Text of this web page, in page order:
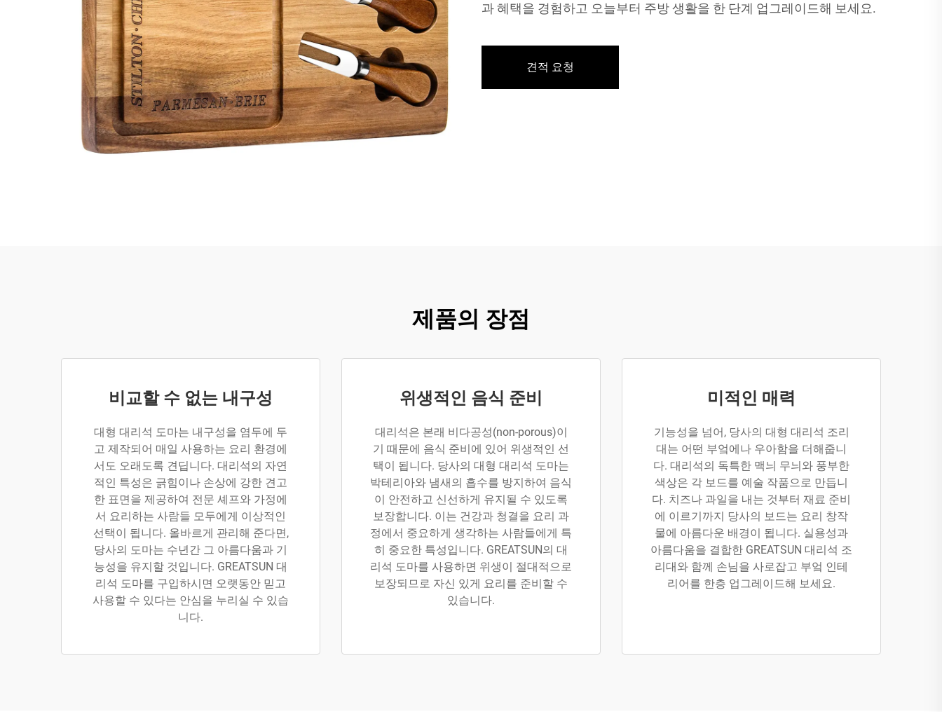
과 혜택을 경험하고 오늘부터 주방 생활을 한 단계 업그레이드해 보세요.
견적 요청
제품의 장점
비교할 수 없는 내구성
대형 대리석 도마는 내구성을 염두에 두
고 제작되어 매일 사용하는 요리 환경에
서도 오래도록 견딥니다. 대리석의 자연
적인 특성은 긁힘이나 손상에 강한 견고
한 표면을 제공하여 전문 셰프와 가정에
서 요리하는 사람들 모두에게 이상적인
선택이 됩니다. 올바르게 관리해 준다면,
당사의 도마는 수년간 그 아름다움과 기
능성을 유지할 것입니다. GREATSUN 대
리석 도마를 구입하시면 오랫동안 믿고
사용할 수 있다는 안심을 누리실 수 있습
니다.
위생적인 음식 준비
대리석은 본래 비다공성(non-porous)이
기 때문에 음식 준비에 있어 위생적인 선
택이 됩니다. 당사의 대형 대리석 도마는
박테리아와 냄새의 흡수를 방지하여 음식
이 안전하고 신선하게 유지될 수 있도록
보장합니다. 이는 건강과 청결을 요리 과
정에서 중요하게 생각하는 사람들에게 특
히 중요한 특성입니다. GREATSUN의 대
리석 도마를 사용하면 위생이 절대적으로
보장되므로 자신 있게 요리를 준비할 수
있습니다.
미적인 매력
기능성을 넘어, 당사의 대형 대리석 조리
대는 어떤 부엌에나 우아함을 더해줍니
다. 대리석의 독특한 맥늬 무늬와 풍부한
색상은 각 보드를 예술 작품으로 만듭니
다. 치즈나 과일을 내는 것부터 재료 준비
에 이르기까지 당사의 보드는 요리 창작
물에 아름다운 배경이 됩니다. 실용성과
아름다움을 결합한 GREATSUN 대리석 조
리대와 함께 손님을 사로잡고 부엌 인테
리어를 한층 업그레이드해 보세요.